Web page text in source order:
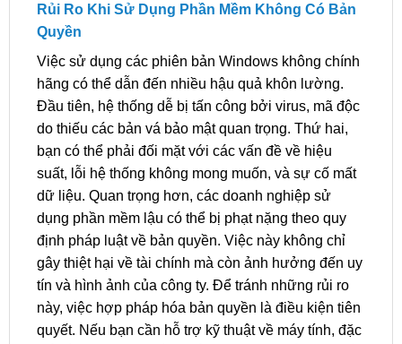
Rủi Ro Khi Sử Dụng Phần Mềm Không Có Bản
Quyền
Việc sử dụng các phiên bản Windows không chính
hãng có thể dẫn đến nhiều hậu quả khôn lường.
Đầu tiên, hệ thống dễ bị tấn công bởi virus, mã độc
do thiếu các bản vá bảo mật quan trọng. Thứ hai,
bạn có thể phải đối mặt với các vấn đề về hiệu
suất, lỗi hệ thống không mong muốn, và sự cố mất
dữ liệu. Quan trọng hơn, các doanh nghiệp sử
dụng phần mềm lậu có thể bị phạt nặng theo quy
định pháp luật về bản quyền. Việc này không chỉ
gây thiệt hại về tài chính mà còn ảnh hưởng đến uy
tín và hình ảnh của công ty. Để tránh những rủi ro
này, việc hợp pháp hóa bản quyền là điều kiện tiên
quyết. Nếu bạn cần hỗ trợ kỹ thuật về máy tính, đặc